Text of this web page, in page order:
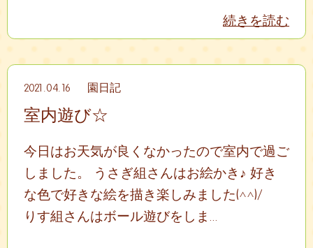
続きを読む
2021.04.16 園日記
室内遊び☆
今日はお天気が良くなかったので室内で過ご
しました。 うさぎ組さんはお絵かき♪ 好き
な色で好きな絵を描き楽しみました(^^)/
りす組さんはボール遊びをしま...